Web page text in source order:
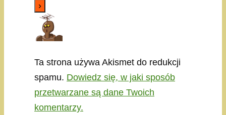
Ta strona używa Akismet do redukcji
spamu. Dowiedz się, w jaki sposób
przetwarzane są dane Twoich
komentarzy.